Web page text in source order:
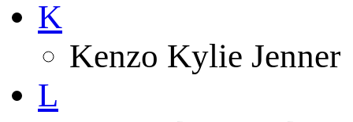
K
Kenzo Kylie Jenner
L